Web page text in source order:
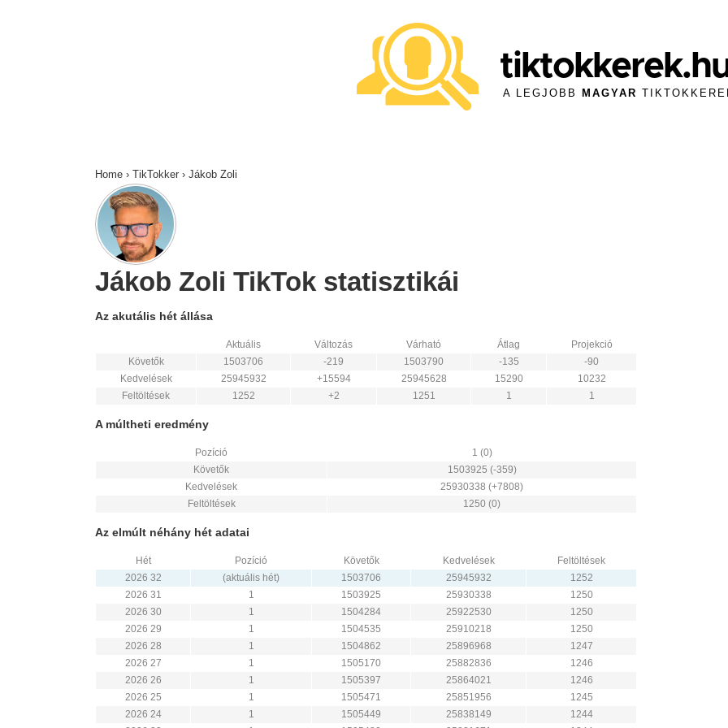
A LEGJOBB MAGYAR
Home › TikTokker › Jákob Zoli
Jákob Zoli TikTok statisztikái
Az akutális hét állása
Aktuális Változás Várható Átlag
Projekció
Követők
1503706 -219 1503790 -135
-90
Kedvelések
25945932 +15594 25945628 15290
10232
Feltöltések
1252 +2 1251 1 1
A múltheti eredmény
Pozíció
1 (0)
Követők
1503925 (-359)
Kedvelések
25930338 (+7808)
Feltöltések
1250 (0)
Az elmúlt néhány hét adatai
Hét Pozíció Követők Kedvelések
Feltöltések
2026 32
(aktuális hét) 1503706 25945932
1252
2026 31
1 1503925 25930338
1250
2026 30
1 1504284 25922530
1250
2026 29
1 1504535 25910218
1250
2026 28
1 1504862 25896968
1247
2026 27
1 1505170 25882836
1246
2026 26
1 1505397 25864021
1246
2026 25
1 1505471 25851956
1245
2026 24
1 1505449 25838149
1244